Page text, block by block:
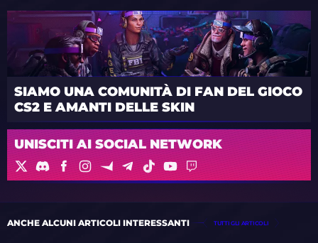
SIAMO UNA COMUNITÀ DI FAN DEL GIOCO
CS2 E AMANTI DELLE SKIN
UNISCITI AI SOCIAL NETWORK
ANCHE ALCUNI ARTICOLI INTERESSANTI TUTTI GLI ARTICOLI